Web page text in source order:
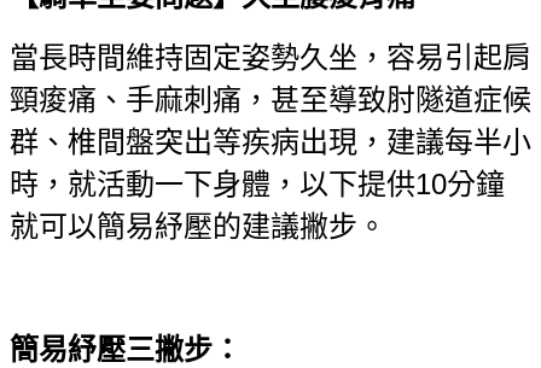
當長時間維持固定姿勢久坐，容易引起肩
頸痠痛、手麻刺痛，甚至導致肘隧道症候
群、椎間盤突出等疾病出現，建議每半小
時，就活動一下身體，以下提供10分鐘
就可以簡易紓壓的建議撇步。
簡易紓壓三撇步 ：